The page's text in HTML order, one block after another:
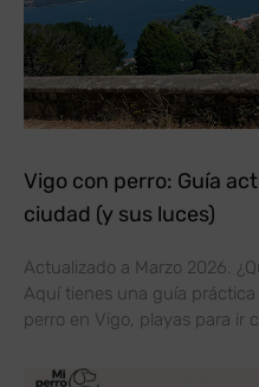
Vigo con perro: Guía
ciudad (y sus luces)
Actualizado a Marzo 2026.
Aquí tienes una guía
perro en Vigo, playas para ir